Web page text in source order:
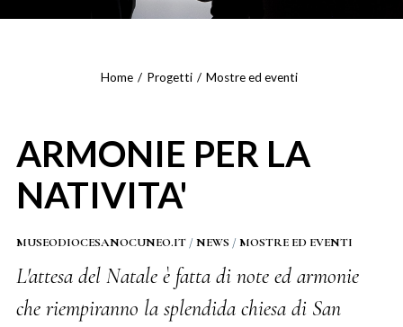
Home Progetti Mostre ed eventi
ARMONIE PER LA
NATIVITA'
MUSEODIOCESANOCUNEO.IT/NEWS /MOSTRE ED EVENTI
L'attesa del Natale è fatta di note ed armonie
che riempiranno la splendida chiesa di San